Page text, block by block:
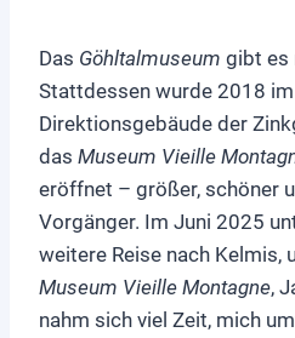
Das Göhltalmuseum gibt es
Stattdessen wurde 2018
Direktionsgebäude der
das Museum Vieille
eröffnet – größer, schöner
Vorgänger. Im Juni 2025
weitere Reise nach Kelmis,
Museum Vieille Montagne,
nahm sich viel Zeit, mich